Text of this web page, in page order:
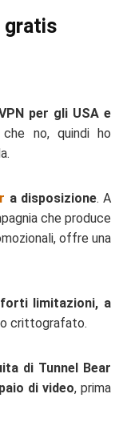
gratis
per gli USA e
no, quindi ho
a disposizione. A
che produce
offre una
limitazioni, a
crittografato.
di Tunnel Bear
di video, prima